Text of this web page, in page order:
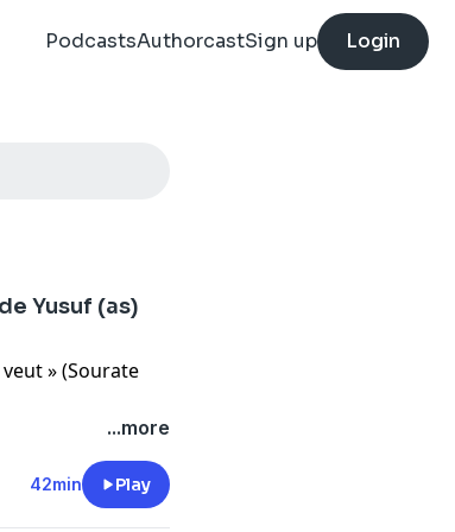
PodcastsAuthorcastSign up Login
Yusuf (as)
» (Sourate
un dénouement
nos
...more
42min Play